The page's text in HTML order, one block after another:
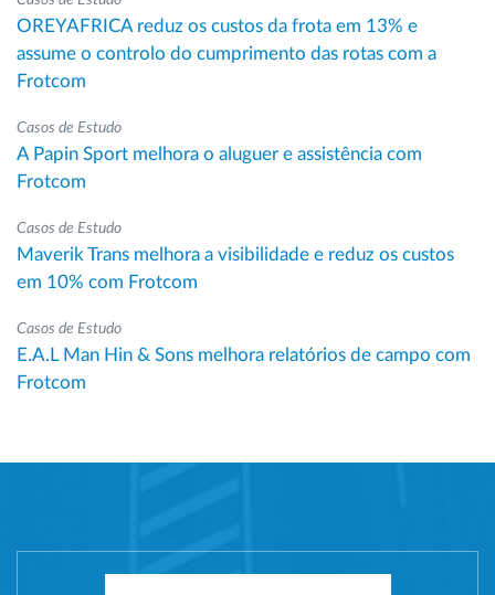
OREYAFRICA reduz os custos da frota em 13% e
assume o controlo do cumprimento das rotas com a
Frotcom
Casos de Estudo
A Papin Sport melhora o aluguer e assistência com
Frotcom
Casos de Estudo
Maverik Trans melhora a visibilidade e reduz os custos
em 10% com Frotcom
Casos de Estudo
E.A.L Man Hin & Sons melhora relatórios de campo com
Frotcom